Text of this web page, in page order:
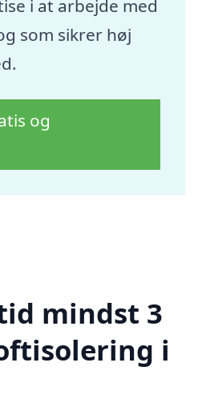
i at arbejde med
som sikrer høj
og
mindst 3
i